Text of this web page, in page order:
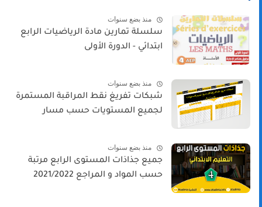
منذ بضع سنوات
سلسلة تمارين مادة الرياضيات الرابع
ابتدائي - الدورة الأولى
منذ بضع سنوات
شبكات تفريغ نقط المراقبة المستمرة
لجميع المستويات حسب مسار
منذ بضع سنوات
جميع جذاذات المستوى الرابع مرتبة
حسب المواد و المراجع 2021/2022